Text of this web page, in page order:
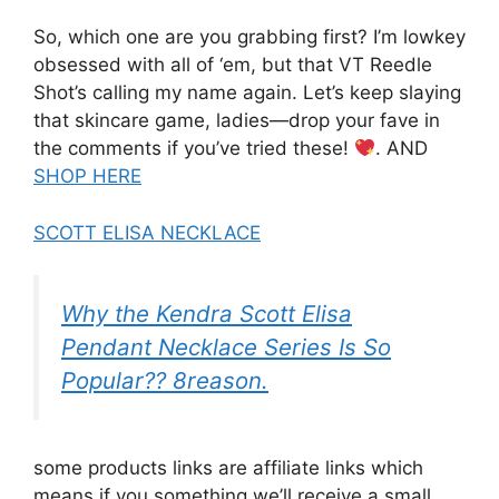
So, which one are you grabbing first? I’m lowkey
obsessed with all of ‘em, but that VT Reedle
Shot’s calling my name again. Let’s keep slaying
that skincare game, ladies—drop your fave in
the comments if you’ve tried these!
. AND
SHOP HERE
SCOTT ELISA NECKLACE
Why the Kendra Scott Elisa
Pendant Necklace Series Is So
Popular?? 8reason.
some products links are affiliate links which